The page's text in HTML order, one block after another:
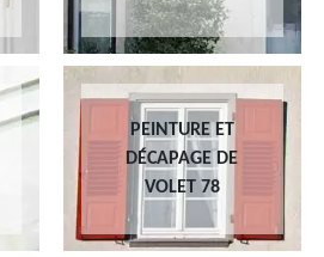
PEINTURE ET
DÉCAPAGE DE
VOLET 78